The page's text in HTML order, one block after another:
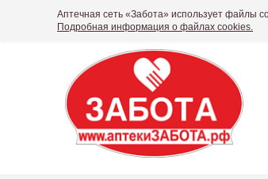
Аптечная сеть «Забота» использует файлы
Подробная информация о файлах cookies.